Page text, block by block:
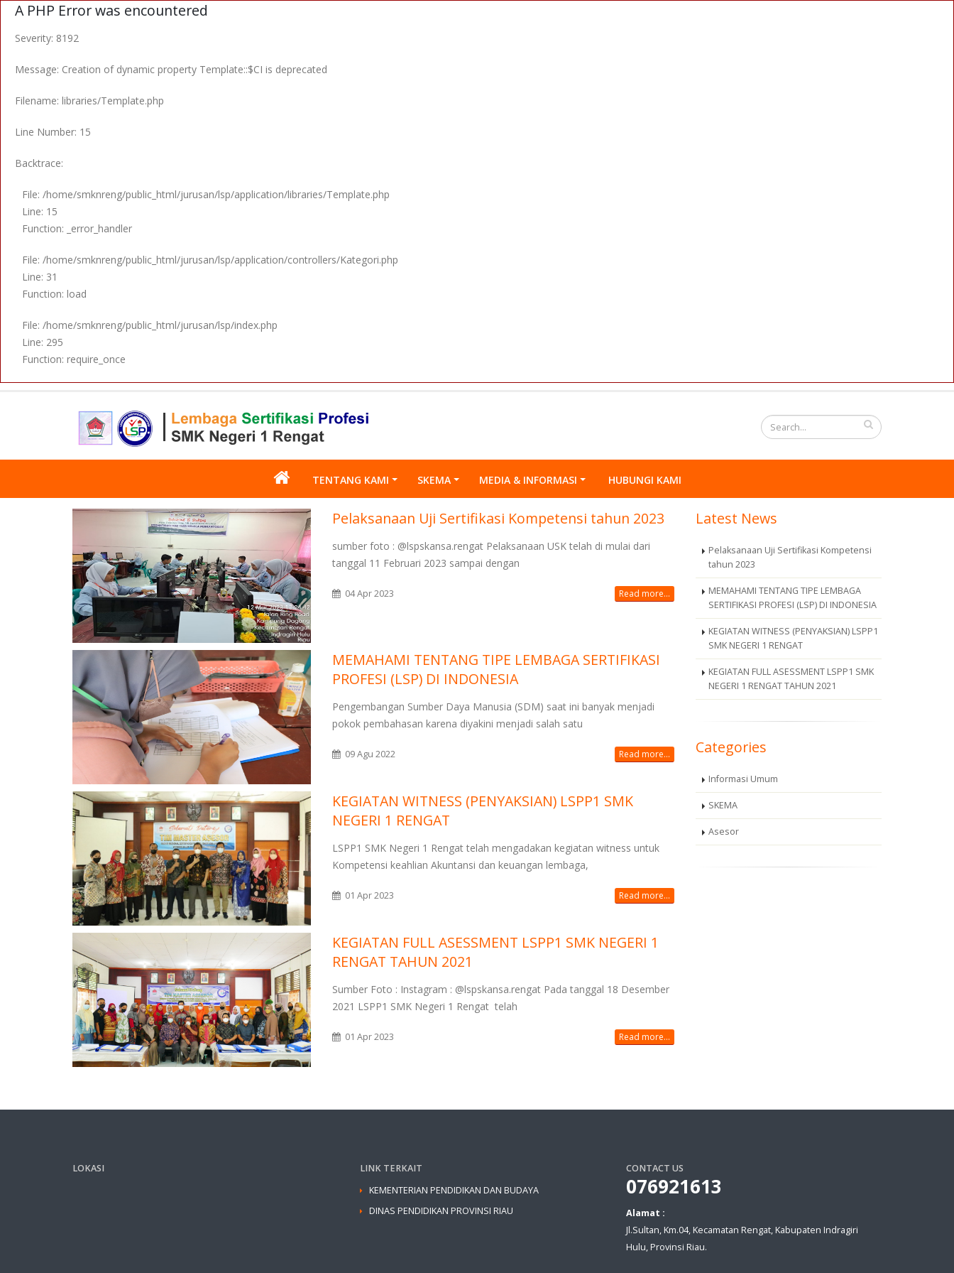
A PHP Error was encountered
Severity: 8192
Message: Creation of dynamic property Template::$CI is deprecated
Filename: libraries/Template.php
Line Number: 15
Backtrace:
File: /home/smknreng/public_html/jurusan/lsp/application/libraries/Template.php
Line: 15
Function: _error_handler
File: /home/smknreng/public_html/jurusan/lsp/application/controllers/Kategori.php
Line: 31
Function: load
File: /home/smknreng/public_html/jurusan/lsp/index.php
Line: 295
Function: require_once
TENTANG KAMI SKEMA MEDIA & INFORMASI HUBUNGI KAMI
Pelaksanaan Uji Sertifikasi Kompetensi tahun 2023
sumber foto : @lspskansa.rengat Pelaksanaan USK telah di mulai dari
tanggal 11 Februari 2023 sampai dengan
04 Apr 2023 Read more...
MEMAHAMI TENTANG TIPE LEMBAGA SERTIFIKASI
PROFESI (LSP) DI INDONESIA
Pengembangan Sumber Daya Manusia (SDM) saat ini banyak menjadi
pokok pembahasan karena diyakini menjadi salah satu
09 Agu 2022 Read more...
KEGIATAN WITNESS (PENYAKSIAN) LSPP1 SMK
NEGERI 1 RENGAT
LSPP1 SMK Negeri 1 Rengat telah mengadakan kegiatan witness untuk
Kompetensi keahlian Akuntansi dan keuangan lembaga,
01 Apr 2023 Read more...
KEGIATAN FULL ASESSMENT LSPP1 SMK NEGERI 1
RENGAT TAHUN 2021
Sumber Foto : Instagram : @lspskansa.rengat Pada tanggal 18 Desember
2021 LSPP1 SMK Negeri 1 Rengat telah
01 Apr 2023 Read more...
Latest News
Pelaksanaan Uji Sertifikasi Kompetensi
tahun 2023
MEMAHAMI TENTANG TIPE LEMBAGA
SERTIFIKASI PROFESI (LSP) DI INDONESIA
KEGIATAN WITNESS (PENYAKSIAN) LSPP1
SMK NEGERI 1 RENGAT
KEGIATAN FULL ASESSMENT LSPP1 SMK
NEGERI 1 RENGAT TAHUN 2021
Categories
Informasi Umum
SKEMA
Asesor
LOKASI
LINK TERKAIT
KEMENTERIAN PENDIDIKAN DAN BUDAYA
DINAS PENDIDIKAN PROVINSI RIAU
CONTACT US
076921613
Alamat :
Jl.Sultan, Km.04, Kecamatan Rengat, Kabupaten Indragiri
Hulu, Provinsi Riau.